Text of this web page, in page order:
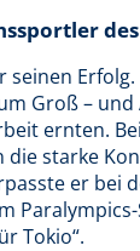
Groß –
ernten.
starke
er bei
Tokio“.